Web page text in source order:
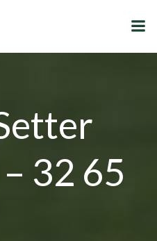
32 65